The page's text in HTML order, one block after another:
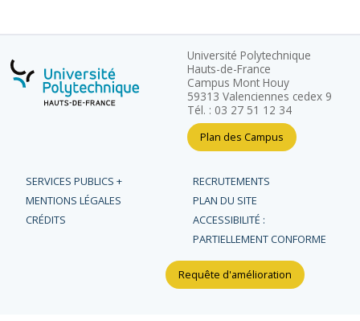
Université Polytechnique
Hauts-de-France
Campus Mont Houy
59313 Valenciennes cedex 9
Tél. : 03 27 51 12 34
Plan des Campus
SERVICES PUBLICS +
RECRUTEMENTS
MENTIONS LÉGALES
PLAN DU SITE
CRÉDITS
ACCESSIBILITÉ :
PARTIELLEMENT CONFORME
Requête d'amélioration